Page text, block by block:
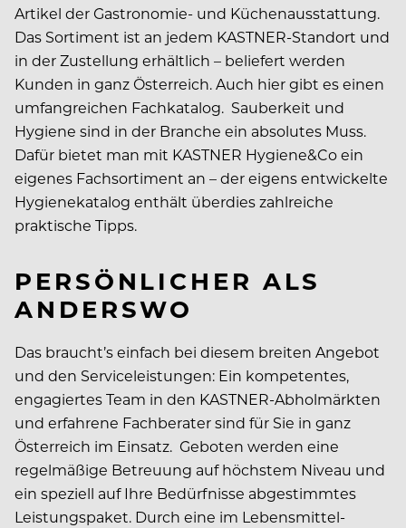
Artikel der Gastronomie- und Küchenausstattung.
Das Sortiment ist an jedem KASTNER-Standort und
in der Zustellung erhältlich – beliefert werden
Kunden in ganz Österreich. Auch hier gibt es einen
umfangreichen Fachkatalog. Sauberkeit und
Hygiene sind in der Branche ein absolutes Muss.
Dafür bietet man mit KASTNER Hygiene&Co ein
eigenes Fachsortiment an – der eigens entwickelte
Hygienekatalog enthält überdies zahlreiche
praktische Tipps.
PERSÖNLICHER ALS
ANDERSWO
Das braucht’s einfach bei diesem breiten Angebot
und den Serviceleistungen: Ein kompetentes,
engagiertes Team in den KASTNER-Abholmärkten
und erfahrene Fachberater sind für Sie in ganz
Österreich im Einsatz. Geboten werden eine
regelmäßige Betreuung auf höchstem Niveau und
ein speziell auf Ihre Bedürfnisse abgestimmtes
Leistungspaket. Durch eine im Lebensmittel-